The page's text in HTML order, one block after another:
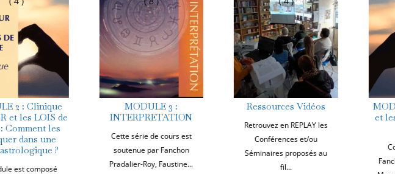
MODULE 3 :
INTERPRETATION
Cette série de cours est
soutenue par Fanchon
Pradalier-Roy, Faustine...
Ressources Vidéos
Retrouvez en REPLAY les
Conférences et/ou
Séminaires proposés au
MODULE 1 : L'AMOUR
et les LOIS de la VIE -
Fanchon Pradalier-Roy et